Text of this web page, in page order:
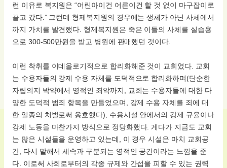
런 이유로 복지원은 “어린아이건 어른이건 할 것 없이 마구잡이로
끌고 갔다.” 그런데 형제복지원의 경우에는 생체가 아닌 사체에서
까지 가치를 발견했다. 형제복지원은 죽은 이들의 사체를 실습용
으로 300-500만원을 받고 병원에 판매했던 것이다.
이런 착취를 이데올로기적으로 합리화해준 것이 교회였다. 교회
는 수용자들의 강제 수용 자체를 도덕적으로 합리화하며(단순한
자립의지 박약에서 영적인 죄악까지, 교회는 수용자들에 대한 다
양한 도덕적 범죄 항목을 만들었으며, 강제 수용 자체를 죄에 대
한 일종의 처벌로써 옹호했다), 수용시설 안에서의 강제 규율이나
강제 노동을 마찬가지 방식으로 정당화했다. 게다가 지금도 교회
는 많은 시설들을 운영하고 있는데, 이 경우 시설은 마치 교회공
간, 다시 말해서 세속과 구분되는 영적인 공간이라는 느낌을 준
다. 이로써 사회로부터의 각종 규제와 간섭을 피할 수 있는 권력